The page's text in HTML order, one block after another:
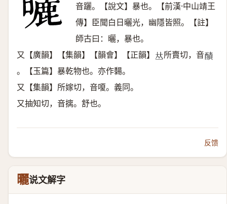
音躧。【說文】暴也。【前漢·中山靖王
傳】臣聞白日曬光，幽隱皆照。【註】
師古曰：曬，暴也。
又【廣韻】【集韻】【韻會】【正韻】 𠀤所賣切，音𨢦
。【玉篇】暴乾物也。亦作䵘。
又【集韻】所嫁切，音嗄。義同。
又抽知切，音摛。舒也。
反馈
曬说文解字